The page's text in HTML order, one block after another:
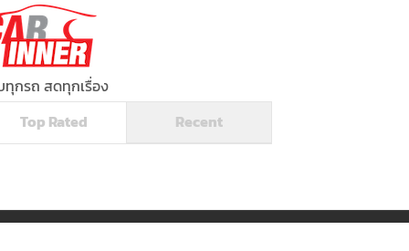
ทุกรถ สดทุกเรื่อง
Top Rated
Recent